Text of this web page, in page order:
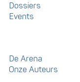
Dossiers
Events
De Arena
Onze Auteurs